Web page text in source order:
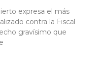
expresa el más
contra la Fiscal
gravísimo que